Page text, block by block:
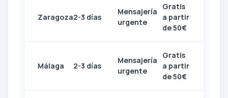
Zaragoza2-3 días
Mensajería
urgente
Gratis
a partir
de 50€
Málaga 2-3 días
Mensajería
urgente
Gratis
a partir
de 50€